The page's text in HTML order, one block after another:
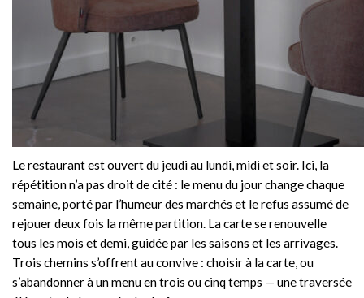
Le restaurant est ouvert du jeudi au lundi, midi et soir. Ici, la
répétition n’a pas droit de cité : le menu du jour change chaque
semaine, porté par l’humeur des marchés et le refus assumé de
rejouer deux fois la même partition. La carte se renouvelle
tous les mois et demi, guidée par les saisons et les arrivages.
Trois chemins s’offrent au convive : choisir à la carte, ou
s’abandonner à un menu en trois ou cinq temps — une traversée